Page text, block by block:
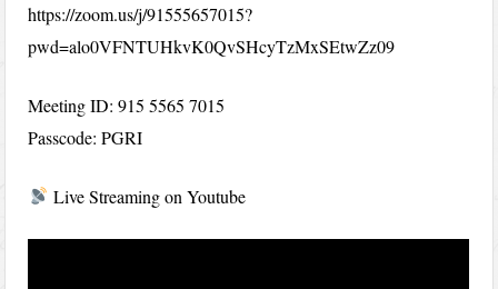
https://zoom.us/j/91555657015?
pwd=alo0VFNTUHkvK0QvSHcyTzMxSEtwZz09
Meeting ID: 915 5565 7015
Passcode: PGRI
Live Streaming on Youtube